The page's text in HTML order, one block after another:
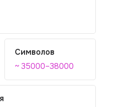
Символов
~ 35000–38000